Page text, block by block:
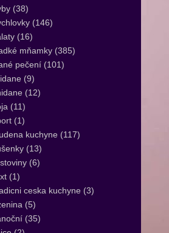
(38)
(146)
(16)
mňamky (385)
pečení (101)
(9)
(12)
(11)
(1)
kuchyne (117)
(13)
(6)
(1)
ceska kuchyne (3)
(5)
(35)